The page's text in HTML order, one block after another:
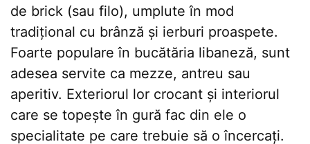
de brick (sau filo), umplute în mod
tradițional cu brânză și ierburi proaspete.
Foarte populare în bucătăria libaneză, sunt
adesea servite ca mezze, antreu sau
aperitiv. Exteriorul lor crocant și interiorul
care se topește în gură fac din ele o
specialitate pe care trebuie să o încercați.